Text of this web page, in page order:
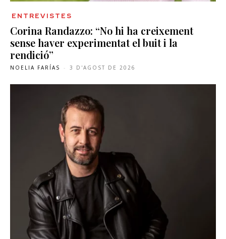
ENTREVISTES
Corina Randazzo: “No hi ha creixement
sense haver experimentat el buit i la
rendició”
NOELIA FARÍAS - 3 D'AGOST DE 2026